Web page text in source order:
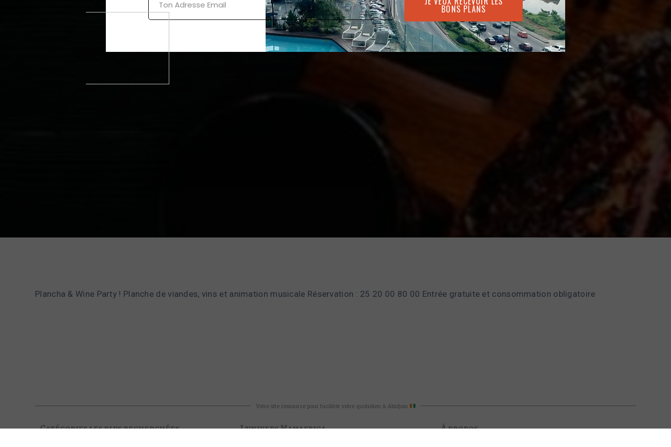
Plancha & Wine Party ! Planche de viandes, vins et animation musicale Réservation : 25 20 00 80 00 Entrée gratuite et consommation obligatoire
Votre site ressource pour faciliter votre quotidien à Abidjan
Catégories les plus recherchées L'univers Mamafrica À propos
BONS PLANS